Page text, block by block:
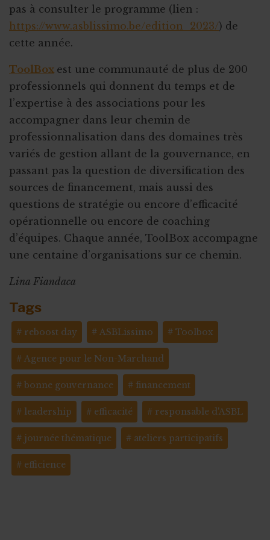
pas à consulter le programme (lien :
https://www.asblissimo.be/edition_2023/) de
cette année.
ToolBox est une communauté de plus de 200
professionnels qui donnent du temps et de
l’expertise à des associations pour les
accompagner dans leur chemin de
professionnalisation dans des domaines très
variés de gestion allant de la gouvernance, en
passant pas la question de diversification des
sources de financement, mais aussi des
questions de stratégie ou encore d’efficacité
opérationnelle ou encore de coaching
d’équipes. Chaque année, ToolBox accompagne
une centaine d’organisations sur ce chemin.
Lina Fiandaca
Tags
reboost day ASBLissimo Toolbox
Agence pour le Non-Marchand
bonne gouvernance financement
leadership efficacité responsable d'ASBL
journée thématique ateliers participatifs
efficience